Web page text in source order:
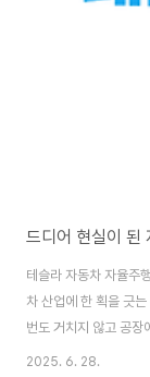
테슬라 자동차 자율
차 산업에 한 획을 긋
번도 거치지 않고 공장
다. 이 역사적인 순간
2025. 6. 28.